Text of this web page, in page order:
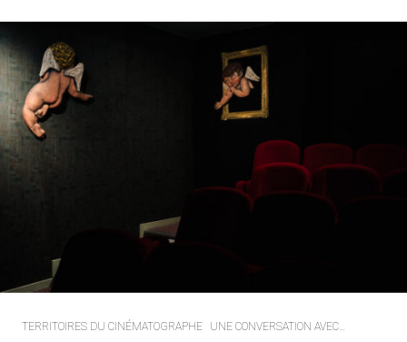
TERRITOIRES DU CINÉMATOGRAPHE UNE CONVERSATION AVEC…